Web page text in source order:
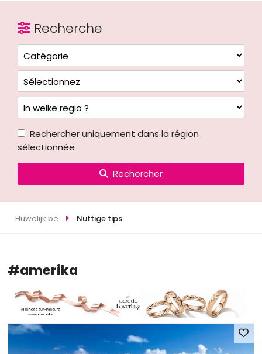
Recherche
Rechercher uniquement dans la région
sélectionnée
Rechercher
Huwelijk.be Nuttige tips
#amerika